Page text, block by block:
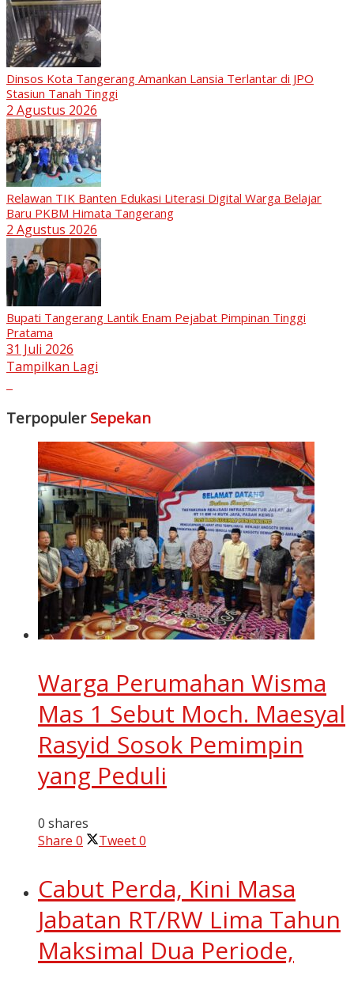
Dinsos Kota Tangerang Amankan Lansia Terlantar di JPO
Stasiun Tanah Tinggi
2 Agustus 2026
Relawan TIK Banten Edukasi Literasi Digital Warga Belajar
Baru PKBM Himata Tangerang
2 Agustus 2026
Bupati Tangerang Lantik Enam Pejabat Pimpinan Tinggi
Pratama
31 Juli 2026
Tampilkan Lagi
Terpopuler Sepekan
Warga Perumahan Wisma
Mas 1 Sebut Moch. Maesyal
Rasyid Sosok Pemimpin
yang Peduli
0 shares
Share 0 Tweet0
Cabut Perda, Kini Masa
Jabatan RT/RW Lima Tahun
Maksimal Dua Periode,